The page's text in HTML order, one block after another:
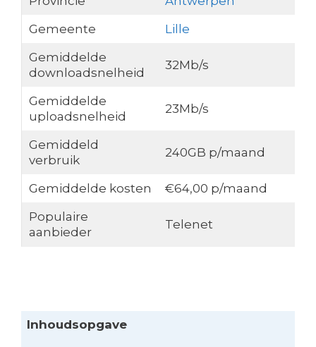
Gemeente
Lille
Gemiddelde
downloadsnelheid
32Mb/s
Gemiddelde
uploadsnelheid
23Mb/s
Gemiddeld
verbruik
240GB p/maand
Gemiddelde kosten
€64,00 p/maand
Populaire
aanbieder
Telenet
Inhoudsopgave